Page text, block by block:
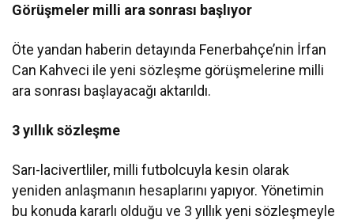
Görüşmeler milli ara sonrası başlıyor
Öte yandan haberin detayında Fenerbahçe’nin İrfan
Can Kahveci ile yeni sözleşme görüşmelerine milli
ara sonrası başlayacağı aktarıldı.
3 yıllık sözleşme
Sarı-lacivertliler, milli futbolcuyla kesin olarak
yeniden anlaşmanın hesaplarını yapıyor. Yönetimin
bu konuda kararlı olduğu ve 3 yıllık yeni sözleşmeyle